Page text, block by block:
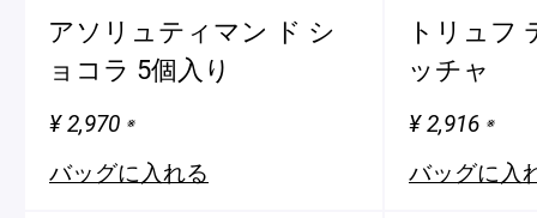
アソリュティマン ド シ
ョコラ 5個入り
¥ 2,970 ※
バッグに入れる
トリュフ
ッチャ
¥ 2,916 ※
バッグに入